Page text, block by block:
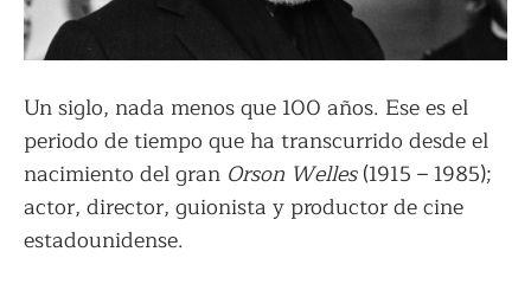
Un siglo, nada menos que 100 años. Ese es el
periodo de tiempo que ha transcurrido desde el
nacimiento del gran Orson Welles(1915 – 1985);
actor, director, guionista y productor de cine
estadounidense.